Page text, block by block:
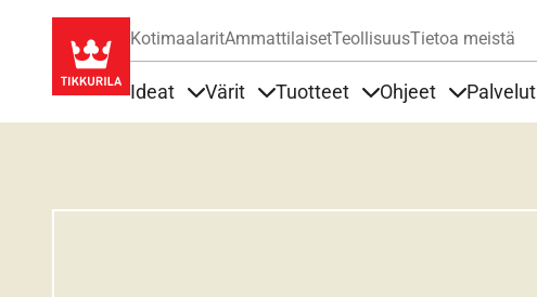
KotimaalaritAmmattilaisetTeollisuusTietoa meistä
Ideat Värit Tuotteet Ohjeet Palvelut